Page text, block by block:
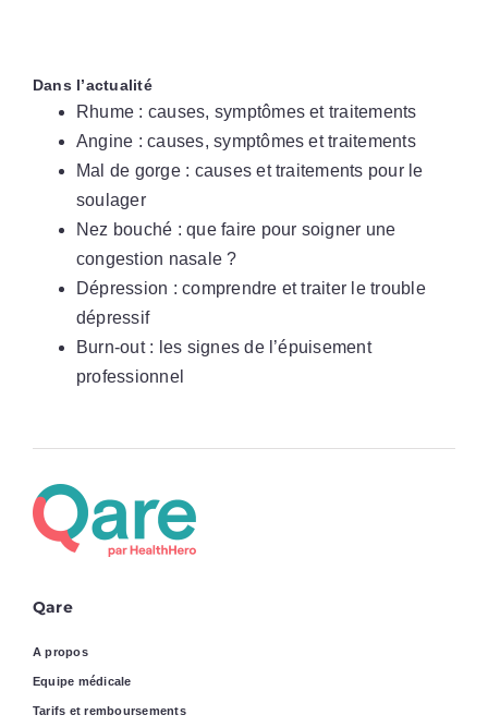
Dans l’actualité
Rhume : causes, symptômes et traitements
Angine : causes, symptômes et traitements
Mal de gorge : causes et traitements pour le
soulager
Nez bouché : que faire pour soigner une
congestion nasale ?
Dépression : comprendre et traiter le trouble
dépressif
Burn-out : les signes de l’épuisement
professionnel
Qare
A propos
Equipe médicale
Tarifs et remboursements